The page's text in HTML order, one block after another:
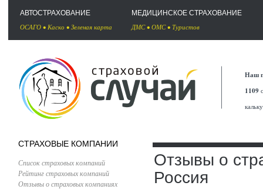
АВТОСТРАХОВАНИЕ
ОСАГО • Каско • Зеленая карта
МЕДИЦИНСКОЕ СТРАХОВАНИЕ
ДМС• ОМС• Туристов
Наш
1109
СТРАХОВЫЕ КОМПАНИИ
Список страховых компаний
Рейтинг страховых компаний
Отзывы о страховых компаниях
Отзывы о
Россия